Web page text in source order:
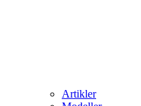
Artikler